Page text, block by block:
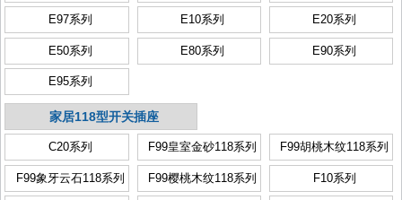
E97系列 E10系列 E20系列
E50系列 E80系列 E90系列
E95系列
家居118型开关插座
C20系列 F99皇室金砂118系列 F99胡桃木纹118系列
F99象牙云石118系列 F99樱桃木纹118系列 F10系列